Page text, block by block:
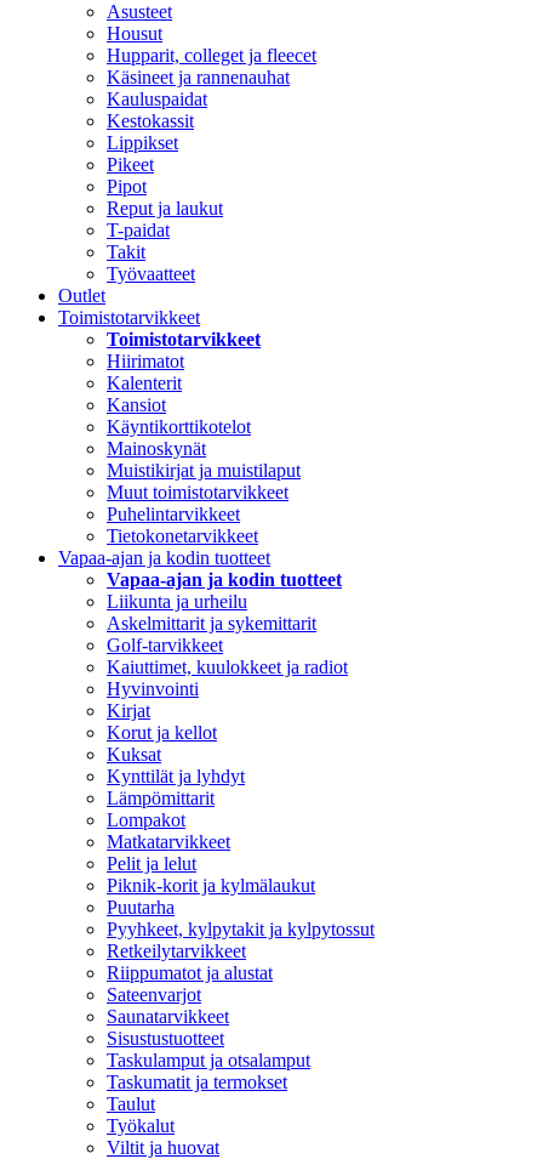
Asusteet
Housut
Hupparit, colleget ja fleecet
Käsineet ja rannenauhat
Kauluspaidat
Kestokassit
Lippikset
Pikeet
Pipot
Reput ja laukut
T-paidat
Takit
Työvaatteet
Outlet
Toimistotarvikkeet
Toimistotarvikkeet
Hiirimatot
Kalenterit
Kansiot
Käyntikorttikotelot
Mainoskynät
Muistikirjat ja muistilaput
Muut toimistotarvikkeet
Puhelintarvikkeet
Tietokonetarvikkeet
Vapaa-ajan ja kodin tuotteet
Vapaa-ajan ja kodin tuotteet
Liikunta ja urheilu
Askelmittarit ja sykemittarit
Golf-tarvikkeet
Kaiuttimet, kuulokkeet ja radiot
Hyvinvointi
Kirjat
Korut ja kellot
Kuksat
Kynttilät ja lyhdyt
Lämpömittarit
Lompakot
Matkatarvikkeet
Pelit ja lelut
Piknik-korit ja kylmälaukut
Puutarha
Pyyhkeet, kylpytakit ja kylpytossut
Retkeilytarvikkeet
Riippumatot ja alustat
Sateenvarjot
Saunatarvikkeet
Sisustustuotteet
Taskulamput ja otsalamput
Taskumatit ja termokset
Taulut
Työkalut
Viltit ja huovat